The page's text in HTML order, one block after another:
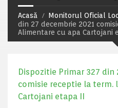
Acasă Monitorul Oficial
din 27 decembrie 2021
Alimentare cu apa Cartojani
Dispozitie Primar 327 din
comisie receptie la term.
Cartojani etapa II